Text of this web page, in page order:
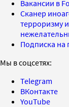
Вакансии в
Сканер
терроризму
Подписка на
Мы в соцсетях:
Telegram
ВКонтакте
YouTube